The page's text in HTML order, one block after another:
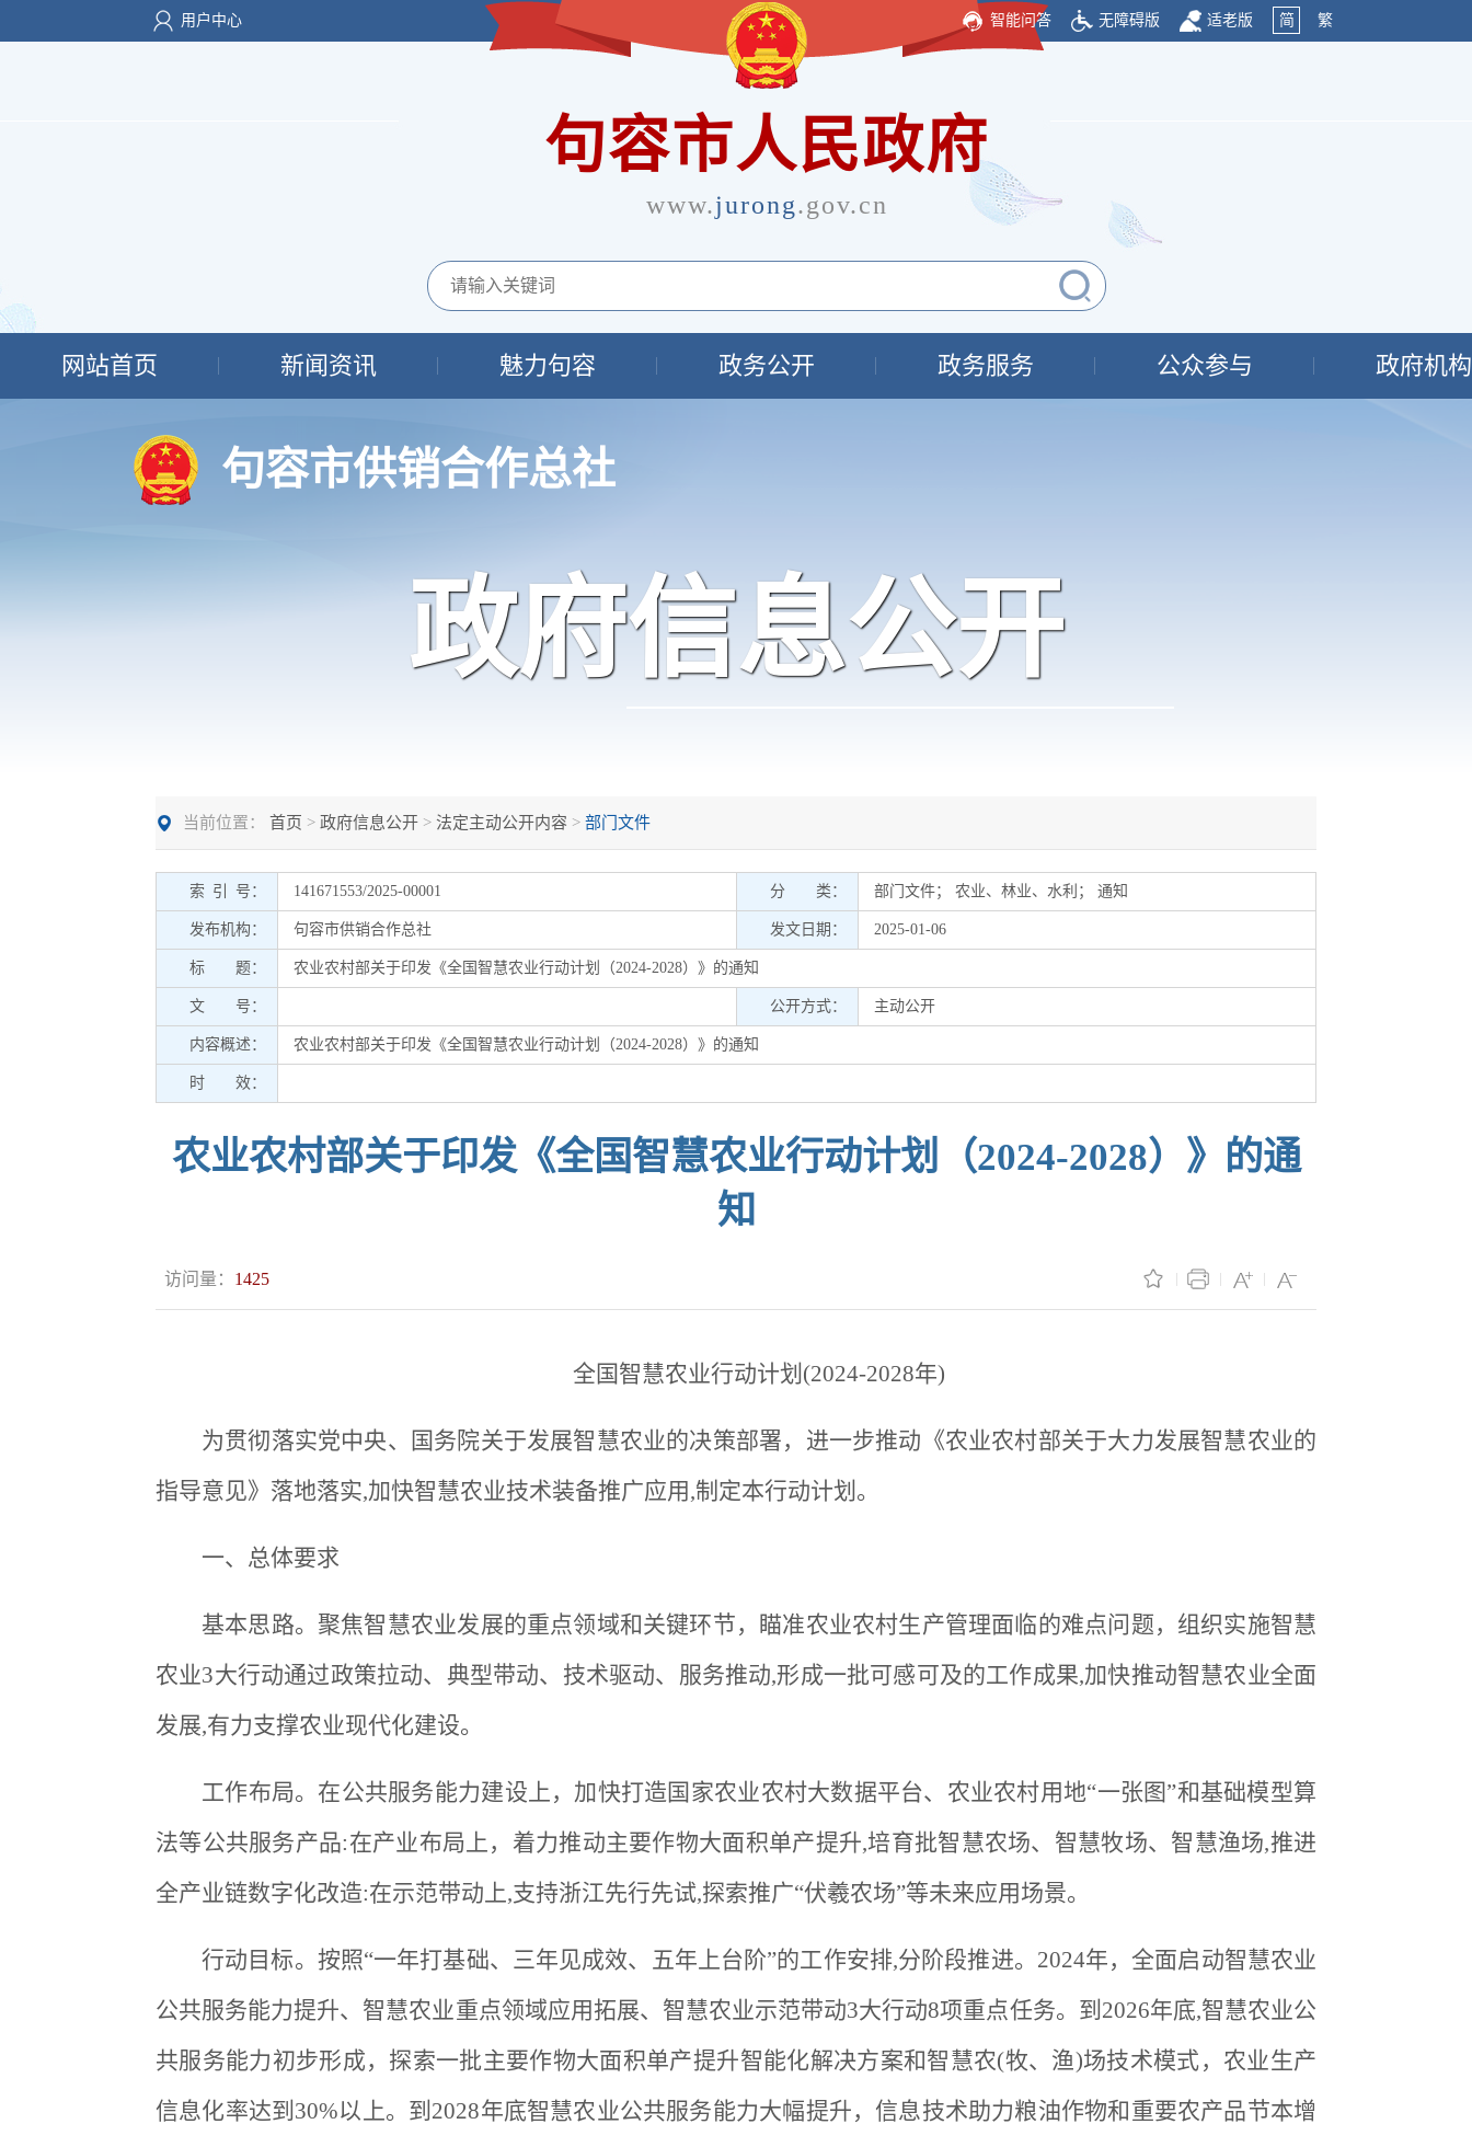
用户中心 智能问答 无障碍版 适老版 简 繁
句容市人民政府
www.jurong.gov.cn
网站首页 新闻资讯 魅力句容 政务公开 政务服务 公众参与 政府机构
句容市供销合作总社
政府信息公开
当前位置： 首页 > 政府信息公开 > 法定主动公开内容 > 部门文件
索 引 号： 141671553/2025-00001 分 类： 部门文件； 农业、林业、水利 ； 通知
发布机构： 句容市供销合作总社 发文日期： 2025-01-06
标 题： 农业农村部关于印发《全国智慧农业行动计划（2024-2028）》的通知
文 号： 公开方式： 主动公开
内容概述： 农业农村部关于印发《全国智慧农业行动计划（2024-2028）》的通知
时 效：
农业农村部关于印发《全国智慧农业行动计划（2024-2028）》的通
知
访问量： 1425
全国智慧农业行动计划(2024-2028年)
为贯彻落实党中央、国务院关于发展智慧农业的决策部署，进一步推动《农业农村部关于大力发展智慧农业的
指导意见》落地落实,加快智慧农业技术装备推广应用,制定本行动计划。
一、总体要求
基本思路。聚焦智慧农业发展的重点领域和关键环节，瞄准农业农村生产管理面临的难点问题，组织实施智慧
农业3大行动通过政策拉动、典型带动、技术驱动、服务推动,形成一批可感可及的工作成果,加快推动智慧农业全面
发展,有力支撑农业现代化建设。
工作布局。在公共服务能力建设上，加快打造国家农业农村大数据平台、农业农村用地“一张图”和基础模型算
法等公共服务产品:在产业布局上，着力推动主要作物大面积单产提升,培育批智慧农场、智慧牧场、智慧渔场,推进
全产业链数字化改造:在示范带动上,支持浙江先行先试,探索推广“伏羲农场”等未来应用场景。
行动目标。按照“一年打基础、三年见成效、五年上台阶”的工作安排,分阶段推进。2024年，全面启动智慧农业
公共服务能力提升、智慧农业重点领域应用拓展、智慧农业示范带动3大行动8项重点任务。到2026年底,智慧农业公
共服务能力初步形成，探索一批主要作物大面积单产提升智能化解决方案和智慧农(牧、渔)场技术模式，农业生产
信息化率达到30%以上。到2028年底智慧农业公共服务能力大幅提升，信息技术助力粮油作物和重要农产品节本增